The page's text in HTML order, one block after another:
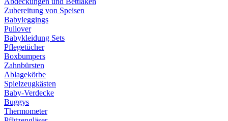
Zubereitung von Speisen
Babyleggings
Pullover
Babykleidung Sets
Pflegetücher
Boxbumpers
Zahnbürsten
Ablagekörbe
Spielzeugkästen
Baby-Verdecke
Buggys
Thermometer